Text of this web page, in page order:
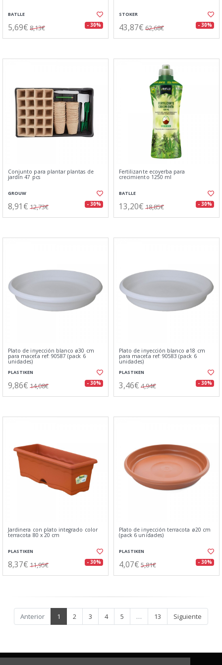
BATLLE
5,69€ 8,13€ - 30%
STOKER
43,87€ 62,68€ - 30%
Conjunto para plantar plantas de
jardín 47 pcs
GROUW
8,91€ 12,73€ - 30%
Fertilizante ecoyerba para
crecimiento 1250 ml
BATLLE
13,20€ 18,85€ - 30%
Plato de inyección blanco ø30 cm
para maceta ref: 90587 (pack 6
unidades)
PLASTIKEN
9,86€ 14,08€ - 30%
Plato de inyección blanco ø18 cm
para maceta ref: 90583 (pack 6
unidades)
PLASTIKEN
3,46€ 4,94€ - 30%
Jardinera con plato integrado color
terracota 80 x 20 cm
PLASTIKEN
8,37€ 11,95€ - 30%
Plato de inyección terracota ø20 cm
(pack 6 unidades)
PLASTIKEN
4,07€ 5,81€ - 30%
Anterior 1 2 3 4 5 … 13 Siguiente